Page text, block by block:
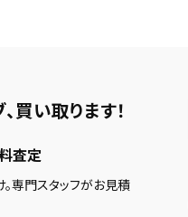
買い取ります！
査定
専門スタッフがお見積